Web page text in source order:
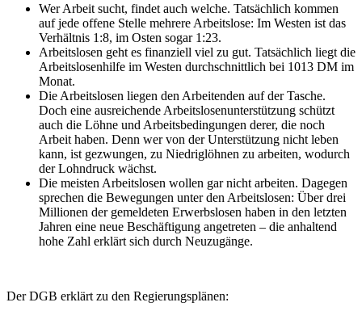
Wer Arbeit sucht, findet auch welche. Tatsächlich kommen
auf jede offene Stelle mehrere Arbeitslose: Im Westen ist das
Verhältnis 1:8, im Osten sogar 1:23.
Arbeitslosen geht es finanziell viel zu gut. Tatsächlich liegt die
Arbeitslosenhilfe im Westen durchschnittlich bei 1013 DM im
Monat.
Die Arbeitslosen liegen den Arbeitenden auf der Tasche.
Doch eine ausreichende Arbeitslosenunterstützung schützt
auch die Löhne und Arbeitsbedingungen derer, die noch
Arbeit haben. Denn wer von der Unterstützung nicht leben
kann, ist gezwungen, zu Niedriglöhnen zu arbeiten, wodurch
der Lohndruck wächst.
Die meisten Arbeitslosen wollen gar nicht arbeiten. Dagegen
sprechen die Bewegungen unter den Arbeitslosen: Über drei
Millionen der gemeldeten Erwerbslosen haben in den letzten
Jahren eine neue Beschäftigung angetreten – die anhaltend
hohe Zahl erklärt sich durch Neuzugänge.
Der DGB erklärt zu den Regierungsplänen: